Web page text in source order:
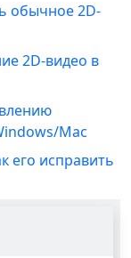
обычное 2D-
2D-видео в
Mac
его исправить